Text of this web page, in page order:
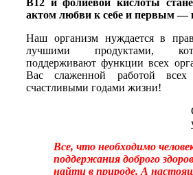
актом любви к себе и первым —
Наш организм нуждается в
лучшими продуктами,
поддерживают функции всех
Вас слаженной работой
счастливыми годами жизни!
Все, что необходимо
поддержания доброго
найти в природе. А